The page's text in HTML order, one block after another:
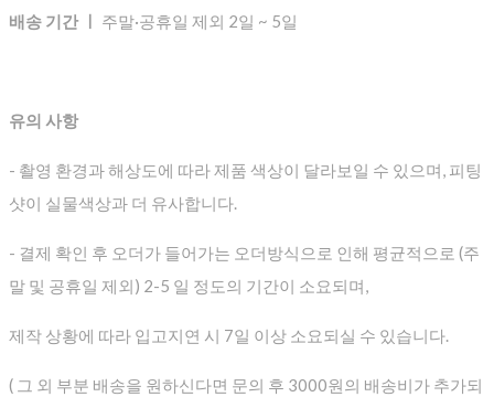
배송 기간 ㅣ 주말·공휴일 제외 2일 ~ 5일
유의 사항
- 촬영 환경과 해상도에 따라 제품 색상이 달라보일 수 있으며, 피팅
샷이 실물색상과 더 유사합니다.
- 결제 확인 후 오더가 들어가는 오더방식으로 인해 평균적으로 (주
말 및 공휴일 제외) 2-5 일 정도의 기간이 소요되며,
제작 상황에 따라 입고지연 시 7일 이상 소요되실 수 있습니다.
( 그 외 부분 배송을 원하신다면 문의 후 3000원의 배송비가 추가되